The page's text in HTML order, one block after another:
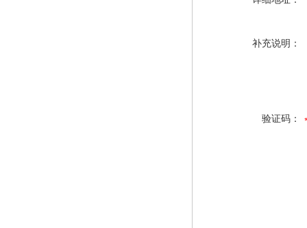
补充说明：
验证码：